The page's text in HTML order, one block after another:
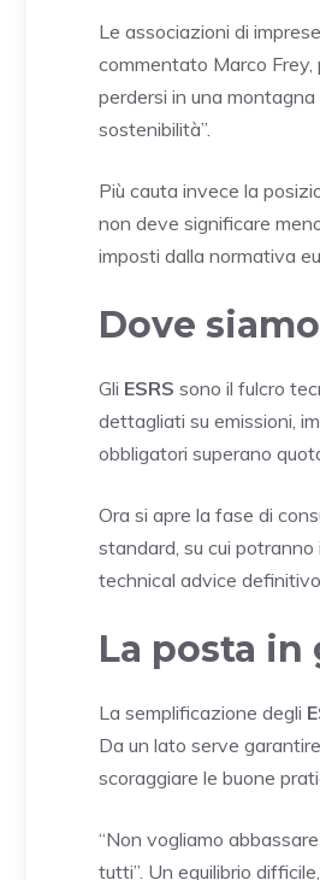
Le associazioni di
commentato Marco Frey,
perdersi in una
sostenibilità”.
Più cauta invece la
non deve significare
imposti dalla normativa
Dove
Gli ESRS sono il fulcro
dettagliati su emissioni,
obbligatori superano
Ora si apre la fase di
standard, su cui
technical advice
La posta
La semplificazione degli
Da un lato serve
scoraggiare le buone
“Non vogliamo
tutti”. Un equilibrio